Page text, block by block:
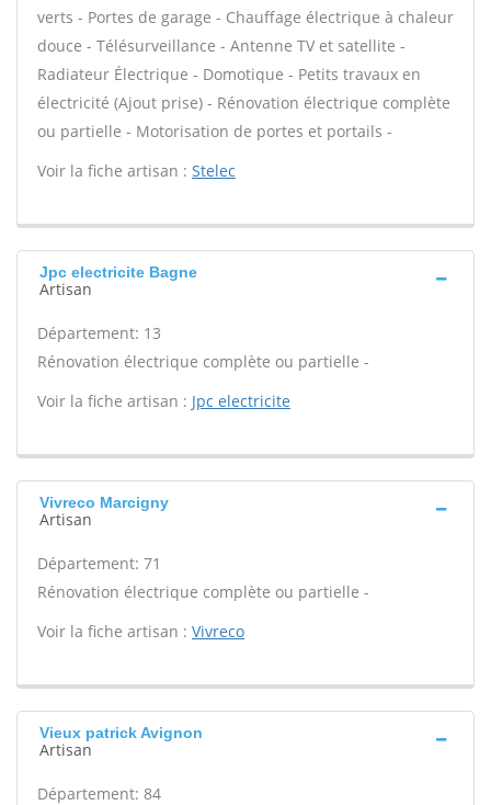
verts - Portes de garage - Chauffage électrique à chaleur
douce - Télésurveillance - Antenne TV et satellite -
Radiateur Électrique - Domotique - Petits travaux en
électricité (Ajout prise) - Rénovation électrique complète
ou partielle - Motorisation de portes et portails -
Voir la fiche artisan : Stelec
Jpc electricite Bagne
Artisan
Département: 13
Rénovation électrique complète ou partielle -
Voir la fiche artisan : Jpc electricite
Vivreco Marcigny
Artisan
Département: 71
Rénovation électrique complète ou partielle -
Voir la fiche artisan : Vivreco
Vieux patrick Avignon
Artisan
Département: 84